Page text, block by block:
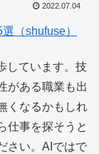
2022.07.04
（shufuse）
しています。技
がある職業も出
くなるかもしれ
仕事を探そうと
さい。AIではで